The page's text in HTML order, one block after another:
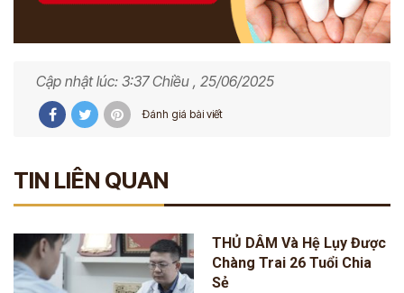
Cập nhật lúc: 3:37 Chiều , 25/06/2025
Đánh giá bài viết
TIN LIÊN QUAN
THỦ DÂM Và Hệ Lụy Được
Chàng Trai 26 Tuổi Chia
Sẻ